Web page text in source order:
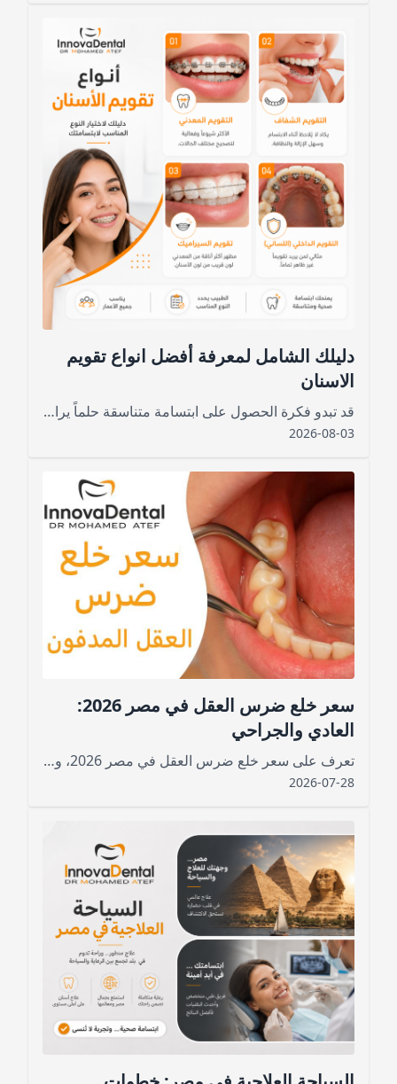
دليلك الشامل لمعرفة أفضل انواع تقويم
الاسنان
قد تبدو فكرة الحصول على ابتسامة متناسقة حلماً يراود الكثيرين، خاصةً لمن يشعرون بالحرج من اعوجاج أسنانهم أو تزاحمها، لكن مع التطور الكبير في طب الأسنان لم يعد الوصول إلى الابتسامة التي تتمناها أمراً صعباً
2026-08-03
سعر خلع ضرس العقل في مصر 2026:
العادي والجراحي
تعرف على سعر خلع ضرس العقل في مصر 2026، وتكلفة الخلع العادي والجراحي والمدفون، والعوامل التي تحدد السعر ومدة التعافي.
2026-07-28